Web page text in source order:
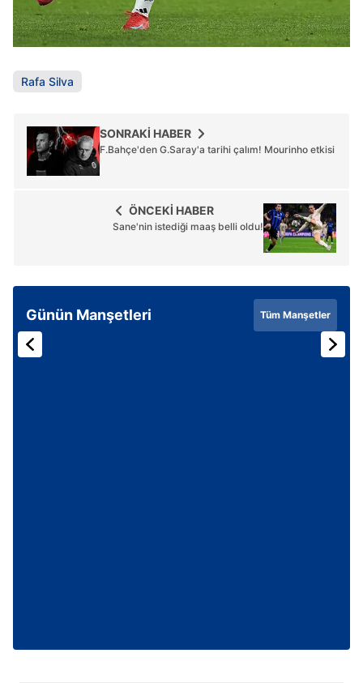
Rafa Silva
SONRAKİ HABER
F.Bahçe'den G.Saray'a tarihi çalım! Mourinho etkisi
ÖNCEKİ HABER
Sane'nin istediği maaş belli oldu!
Günün Manşetleri Tüm Manşetler